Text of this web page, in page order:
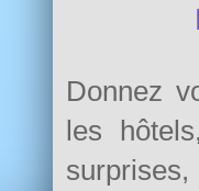
Donnez
les